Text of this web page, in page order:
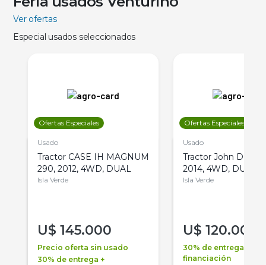
Ver ofertas
Especial usados seleccionados
Ofertas Especiales
Usado
Tractor CASE IH MAGNUM
290, 2012, 4WD, DUAL
Isla Verde
U$ 145.000
Precio oferta sin usado
30% de entrega +
Ofertas Especiales
Usado
Tractor John Deere
2014, 4WD, DUAL
Isla Verde
U$ 120.000
30% de entrega +
financiación